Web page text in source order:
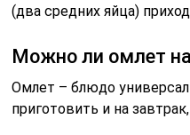
(два средних яйца)
Можно ли омлет
Омлет – блюдо
приготовить и на